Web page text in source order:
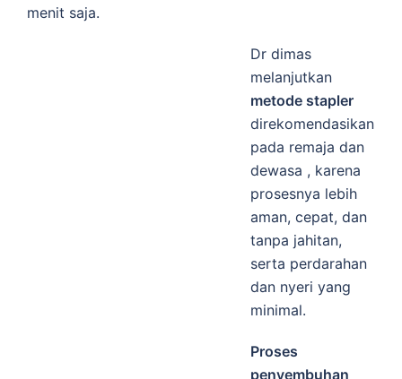
menit saja.
Dr dimas
melanjutkan
metode stapler
direkomendasikan
pada remaja dan
dewasa , karena
prosesnya lebih
aman, cepat, dan
tanpa jahitan,
serta perdarahan
dan nyeri yang
minimal.
Proses
penyembuhan